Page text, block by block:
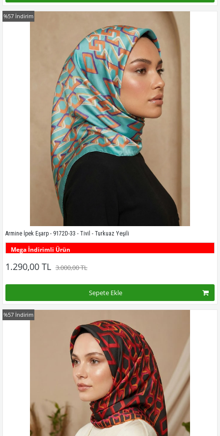
Kampanyadaki tüm modelleri görmek için buraya tıkla
Armine İpek Eşarp - 9172D-33 - Tivil - Turkuaz Yeşili
Mega İndirimli Ürün
Kampanyadaki tüm modelleri görmek için buraya tıkla
1.290,00 TL 3.000,00 TL
Sepete Ekle
%57 İndirim
%57 İndirim